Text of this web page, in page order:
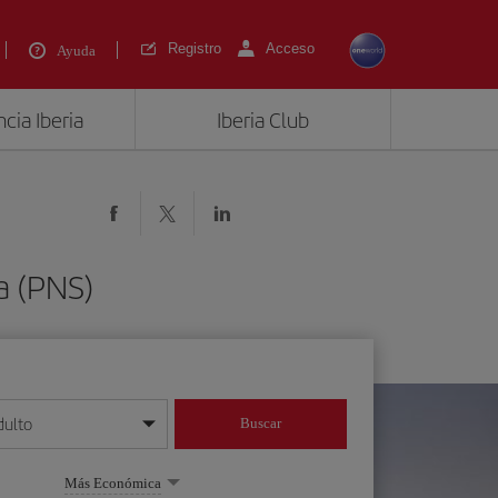
Ayuda Registro Acceso
Iberia Iberia Club
(PNS)
mes/año
Buscar
Más Económica